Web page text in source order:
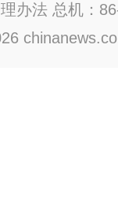
办法 总机：